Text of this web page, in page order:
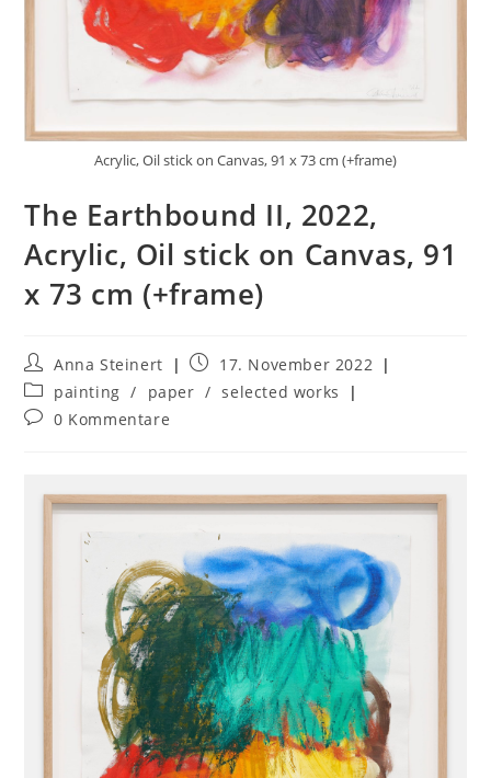
Acrylic, Oil stick on Canvas, 91 x 73 cm (+frame)
The Earthbound II, 2022,
Acrylic, Oil stick on Canvas, 91
x 73 cm (+frame)
Anna Steinert
17. November 2022
painting / paper / selected works
0 Kommentare